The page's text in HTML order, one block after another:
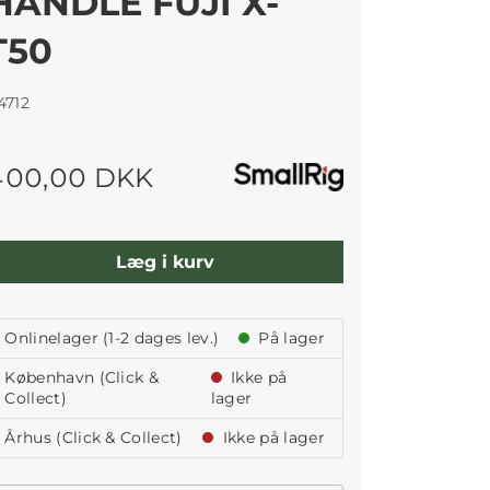
DKK
Læg i kurv
Onlinelager (1-2 dages lev.)
På lager
København (Click &
Collect)
Ikke på
lager
Århus (Click & Collect)
Ikke på lager